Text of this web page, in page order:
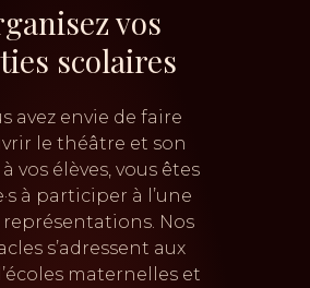
vos
scolaires
avez envie de faire
le théâtre et son
vos élèves, vous êtes
à participer à l’une
représentations. Nos
s’adressent aux
maternelles et